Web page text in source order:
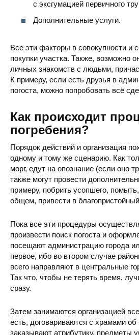
с эксгумацией первичного
Дополнительные услуги.
Все эти факторы в совокупности и
покупки участка. Также, возможно
личных знакомств с людьми,
К примеру, если есть друзья в
погоста, можно попробовать всё
Как происходит
погребения?
Порядок действий и организация
одному и тому же сценарию. Как
морг, едут на опознание (если оно
также могут провести
примеру, побрить усопшего,
общем, привести в
Пока все эти процедуры
произвести поиск погоста и
посещают администрацию города
первое, ибо во втором случае
всего направляют в центральные
Так что, чтобы не терять время,
сразу.
Затем занимаются организацией
есть, договариваются с храмами об
заказывают атрибутику, предметы